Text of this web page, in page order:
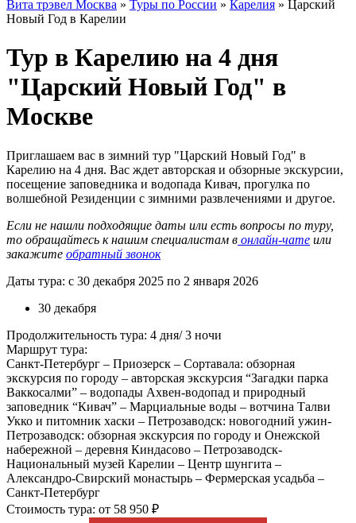
Вита трэвел Москва » Туры по России » Карелия » Царский
Новый Год в Карелии
Тур в Карелию на 4 дня
"Царский Новый Год" в
Москве
Приглашаем вас в зимний тур "Царский Новый Год" в
Карелию на 4 дня. Вас ждет авторская и обзорные экскурсии,
посещение заповедника и водопада Кивач, прогулка по
волшебной Резиденции с зимними развлечениями и другое.
Если не нашли подходящие даты или есть вопросы по туру,
то обращайтесь к нашим специалистам в онлайн-чате или
закажите обратный звонок
Даты тура: с 30 декабря 2025 по 2 января 2026
30 декабря
Продолжительность тура: 4 дня/ 3 ночи
Маршрут тура:
Санкт-Петербург – Приозерск – Сортавала: обзорная
экскурсия по городу – авторская экскурсия “Загадки парка
Ваккосалми” – водопады Ахвен-водопад и природный
заповедник “Кивач” – Марциальные воды – вотчина Талви
Укко и питомник хаски – Петрозаводск: новогодний ужин-
Петрозаводск: обзорная экскурсия по городу и Онежской
набережной – деревня Киндасово – Петрозаводск-
Национальный музей Карелии – Центр шунгита –
Александро-Свирский монастырь – Фермерская усадьба –
Санкт-Петербург
Стоимость тура: от 58 950 ₽